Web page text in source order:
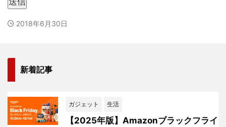
2018年6月30日
新着記事
ガジェット 生活
【2025年版】Amazonブラックフライ